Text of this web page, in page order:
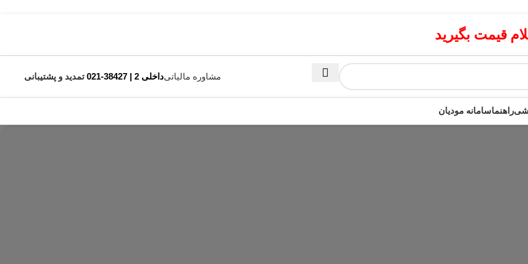
قیمت بگیرید
مشاوره مالیاتیداخلی 2 | 38427-021 تمدید و پشتیبانی
راهنماسامانه مودیان